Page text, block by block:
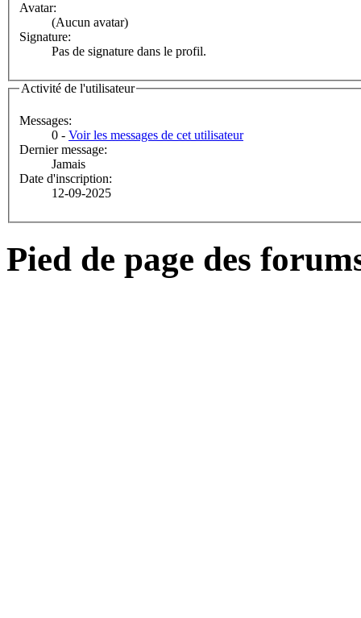
Avatar:
(Aucun avatar)
Signature:
Pas de signature dans le profil.
Activité de l'utilisateur
Messages:
0 - Voir les messages de cet utilisateur
Dernier message:
Jamais
Date d'inscription:
12-09-2025
Pied de page des